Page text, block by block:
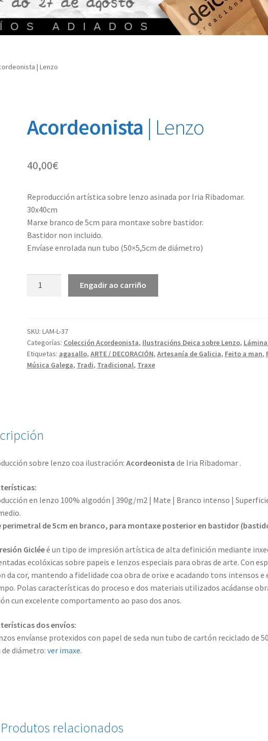
| Lenzo
Acordeonista | Lenzo
40,00€
Reproducción artística sobre lenzo asinada por Iria Ribadomar.
30x40cm
Marxe branco de 5cm para montaxe sobre bastidor.
Bastidor non incluido.
Envíase enrolada nun tubo (50×5,5cm de diámetro)
Engadir ao carriño
SKU: LAM-L-37
Categorías: Colección Acordeonista, Ilustracións Deica sobre Lenzo,
Etiquetas: agasallo, ARTE / DECORACIÓN, Artesanía de Galicia, Feito a man,
Música Galega, Tradi, Tradicional, Traxe
sobre lenzo coa ilustración:Acordeonista de Iria Ribadomar .
en lenzo 100% algodón | 390g/m2 | Mate | Branco intenso |
perimetral de 5cm en branco, para montaxe posterior en bastidor
Gicléeé un tipo de impresión artística de alta definición mediante
ecolóxicas sobre papeis e lenzos especiais para obras de arte. Con
da cor, mantendo a fidelidade coa obra de orixe e acadando tons intensos
Polas características do proceso e dos materiais utilizados acádanse
cun excelente comportamento ao paso dos anos.
dos envíos:
envíanse protexidos con papel de seda nun tubo de cartón reciclado de
de diámetro:ver imaxe.
Produtos relacionados